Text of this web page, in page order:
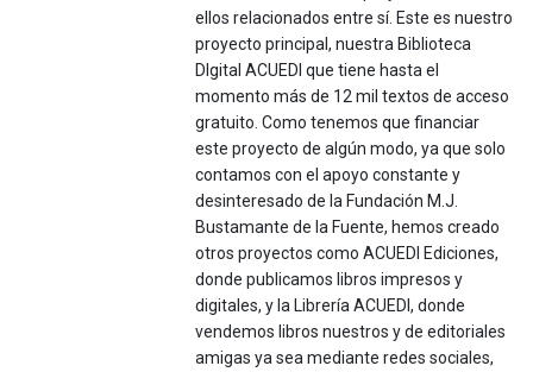
ellos relacionados entre sí. Este es nuestro
proyecto principal, nuestra Biblioteca
DIgital ACUEDI que tiene hasta el
momento más de 12 mil textos de acceso
gratuito. Como tenemos que financiar
este proyecto de algún modo, ya que solo
contamos con el apoyo constante y
desinteresado de la Fundación M.J.
Bustamante de la Fuente, hemos creado
otros proyectos como ACUEDI Ediciones,
donde publicamos libros impresos y
digitales, y la Librería ACUEDI, donde
vendemos libros nuestros y de editoriales
amigas ya sea mediante redes sociales,